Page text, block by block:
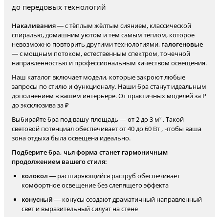
до передовых технологий
Накаливания— с тёплым жёлтым сиянием, классической
спиралью, домашним уютом и тем самым теплом, которое
невозможно повторить другими технологиями, галогеновые
— с мощным потоком, естественным спектром, точечной
направленностью и профессиональным качеством освещения.
Наш каталог включает модели, которые закроют любые
запросы по стилю и функционалу. Наши бра станут идеальным
дополнением в вашем интерьере. От практичных моделей за ₽
до эксклюзива за ₽
Выбирайте бра под вашу площадь — от 2 до 3 м² . Такой
световой потенциал обеспечивает от 40 до 60 Вт , чтобы ваша
зона отдыха была освещена идеально.
Подберите бра, чья форма станет гармоничным
продолжением вашего стиля:
колокол — расширяющийся раструб обеспечивает
комфортное освещение без слепящего эффекта
конусный — конусы создают драматичный направленный
свет и выразительный силуэт на стене